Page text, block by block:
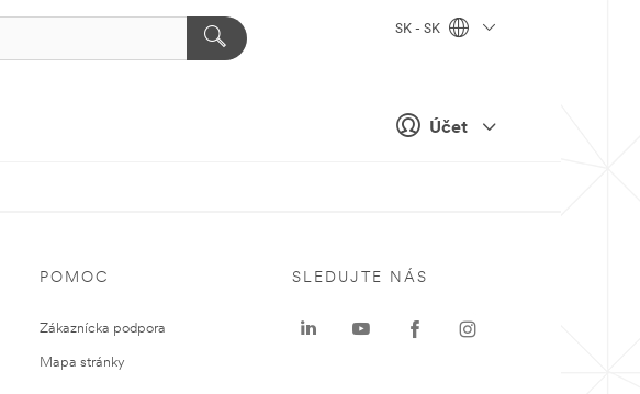
Účet
SK - SK
POMOC
Zákaznícka podpora
Mapa stránky
SLEDUJTE NÁS